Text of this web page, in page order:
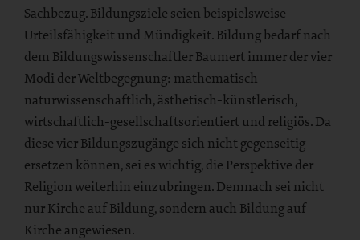
Sachbezug. Bildungsziele seien beispielsweise
Urteilsfähigkeit und Mündigkeit. Bildung bedarf nach
dem Bildungswissenschaftler Baumert immer der vier
Modi der Weltbegegnung: mathematisch-
naturwissenschaftlich, ästhetisch-künstlerisch,
wirtschaftlich-gesellschaftsorientiert und religiös. Da
diese vier Bildungszugänge sich nicht gegenseitig
ersetzen können, sei es wichtig, die Perspektive der
Religion weiterhin einzubringen. Demnach sei nicht
nur Kirche auf Bildung, sondern auch Bildung auf
Kirche angewiesen.